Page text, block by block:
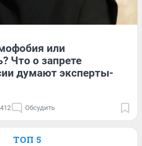
или
Что о запрете
думают эксперты-
Обсудить
ТОП 5